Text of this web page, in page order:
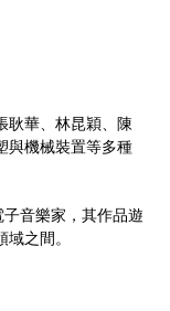
耿華、林昆穎、陳
與機械裝置等多種
音樂家，其作品遊
之間。